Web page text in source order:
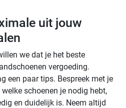
uit jouw
we dat je het beste
vergoeding.
een paar tips. Bespreek met je
schoenen je nodig hebt,
en duidelijk is. Neem altijd